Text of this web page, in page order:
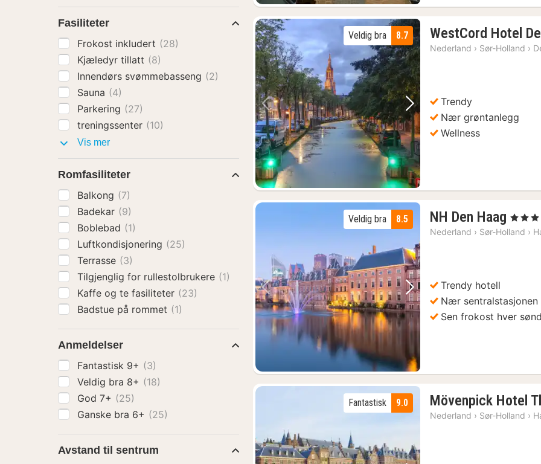
Forrige bilde Neste bilde
8.7
Veldig bra WestCord Hotel
Nederland › Sør-Holland ›
Trendy
Nær grøntanlegg
Wellness
Forrige bilde Neste bilde
8.5
Veldig bra NH Den Haag 2
, 4
Nederland › Sør-Holland ›
Trendy hotell
Nær sentralstasjonen
Sen frokost hver
9.0
Fantastisk Mövenpick Hotel
Nederland › Sør-Holland ›
Fasiliteter
Frokost inkludert (28)
Kjæledyr tillatt (8)
Innendørs svømmebasseng (2)
Sauna (4)
Parkering (27)
treningssenter (10)
Vis merFasiliteter
Romfasiliteter
Balkong (7)
Badekar (9)
Boblebad (1)
Luftkondisjonering (25)
Terrasse (3)
Tilgjenglig for rullestolbrukere (1)
Kaffe og te fasiliteter (23)
Badstue på rommet (1)
Anmeldelser
Fantastisk 9+ (3)
Veldig bra 8+ (18)
God 7+ (25)
Ganske bra 6+ (25)
Avstand til sentrum